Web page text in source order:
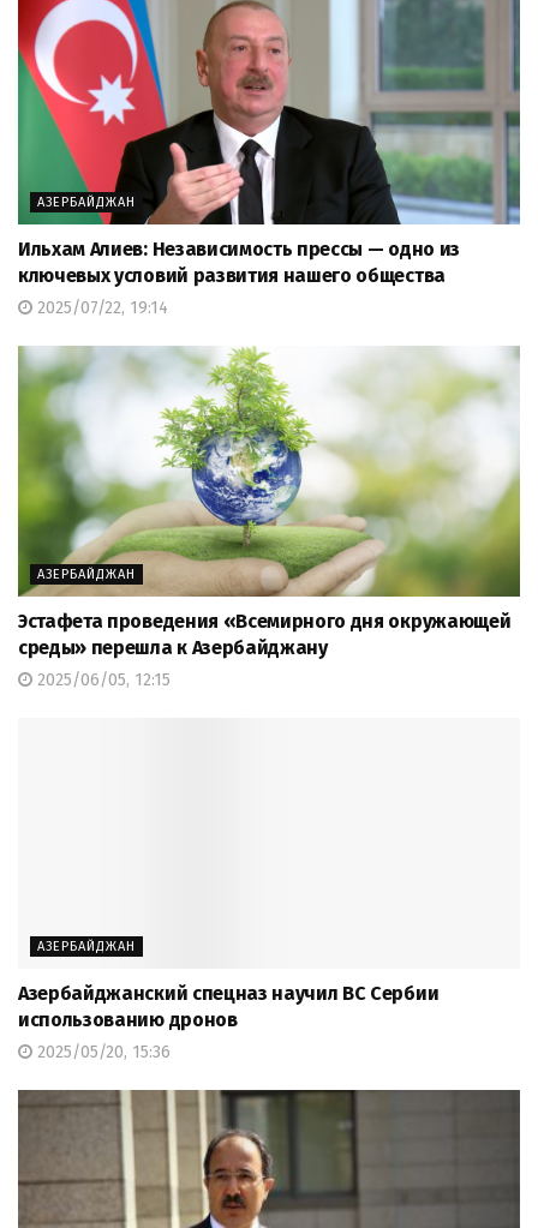
АЗЕРБАЙДЖАН
Ильхам Алиев: Независимость прессы — одно из
ключевых условий развития нашего общества
2025/07/22, 19:14
АЗЕРБАЙДЖАН
Эстафета проведения «Всемирного дня окружающей
среды» перешла к Азербайджану
2025/06/05, 12:15
АЗЕРБАЙДЖАН
Азербайджанский спецназ научил ВС Сербии
использованию дронов
2025/05/20, 15:36